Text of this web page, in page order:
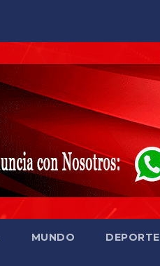
MUNDO DEPORTE